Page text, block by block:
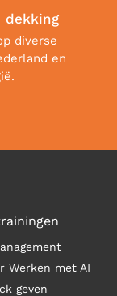
dekking
diverse
en
Werken met AI
geven